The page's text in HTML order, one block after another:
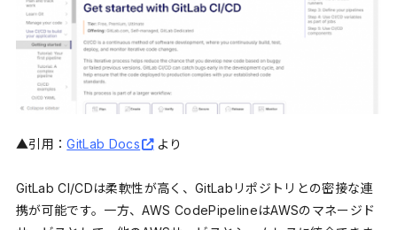
▲引用：GitLab Docs より
GitLab CI/CDは柔軟性が高く、GitLabリポジトリとの密接な連
携が可能です。一方、AWS CodePipelineはAWSのマネージド